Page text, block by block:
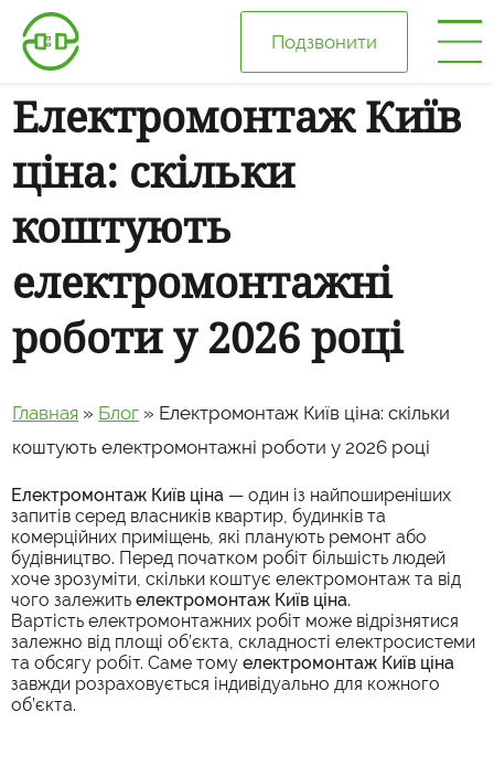
Подзвонити
Головна
Галерея
Блог
Електромонтаж Київ
ціна: скільки
коштують
електромонтажні
роботи у 2026 році
Главная » Блог » Електромонтаж Київ ціна: скільки
коштують електромонтажні роботи у 2026 році
Електромонтаж Київ ціна — один із найпоширеніших
запитів серед власників квартир, будинків та
комерційних приміщень, які планують ремонт або
будівництво. Перед початком робіт більшість людей
хоче зрозуміти, скільки коштує електромонтаж та від
чого залежить електромонтаж Київ ціна.
Вартість електромонтажних робіт може відрізнятися
залежно від площі об’єкта, складності електросистеми
та обсягу робіт. Саме тому електромонтаж Київ ціна
завжди розраховується індивідуально для кожного
об’єкта.